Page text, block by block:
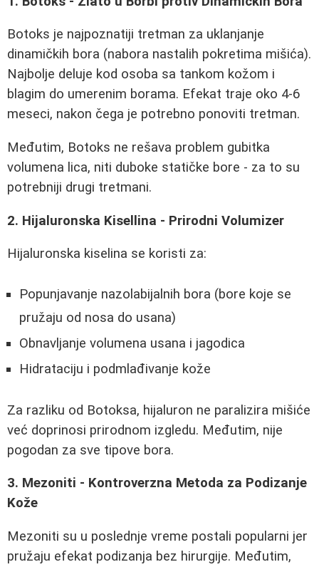
Botoks je najpoznatiji tretman za uklanjanje
dinamičkih bora (nabora nastalih pokretima mišića).
Najbolje deluje kod osoba sa tankom kožom i
blagim do umerenim borama. Efekat traje oko 4-6
meseci, nakon čega je potrebno ponoviti tretman.
Međutim, Botoks ne rešava problem gubitka
volumena lica, niti duboke statičke bore - za to su
potrebniji drugi tretmani.
2. Hijaluronska Kisellina - Prirodni Volumizer
Hijaluronska kiselina se koristi za:
Popunjavanje nazolabijalnih bora (bore koje se
pružaju od nosa do usana)
Obnavljanje volumena usana i jagodica
Hidrataciju i podmlađivanje kože
Za razliku od Botoksa, hijaluron ne paralizira mišiće
već doprinosi prirodnom izgledu. Međutim, nije
pogodan za sve tipove bora.
3. Mezoniti - Kontroverzna Metoda za Podizanje
Kože
Mezoniti su u poslednje vreme postali popularni jer
pružaju efekat podizanja bez hirurgije. Međutim,